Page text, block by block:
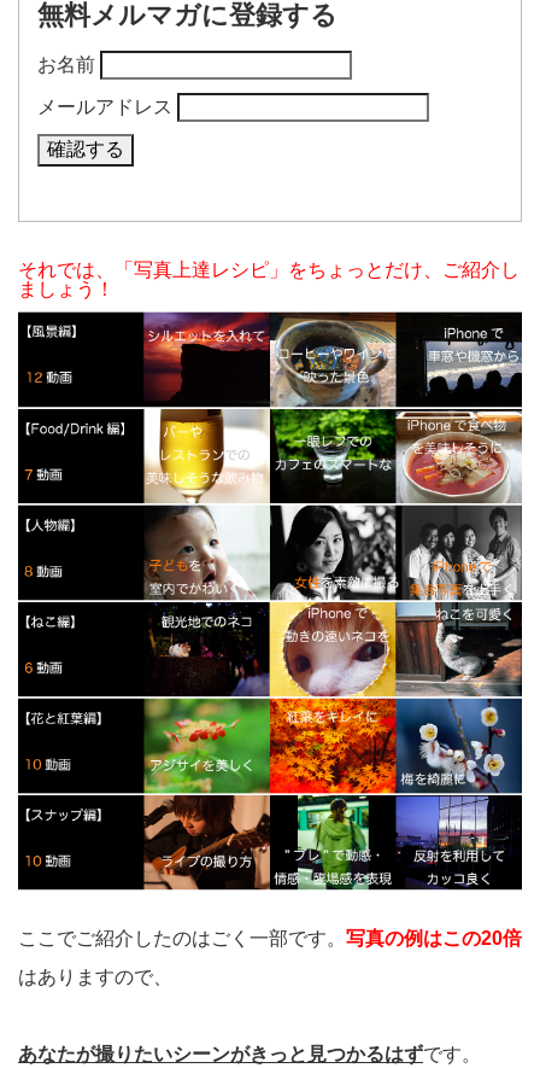
無料メルマガに登録する
お名前
メールアドレス
それでは、「写真上達レシピ」をちょっとだけ、ご紹介し
ましょう！
ここでご紹介したのはごく一部です。 写真の例はこの20倍
はありますので、
あなたが撮りたいシーンがきっと見つかるはずです。